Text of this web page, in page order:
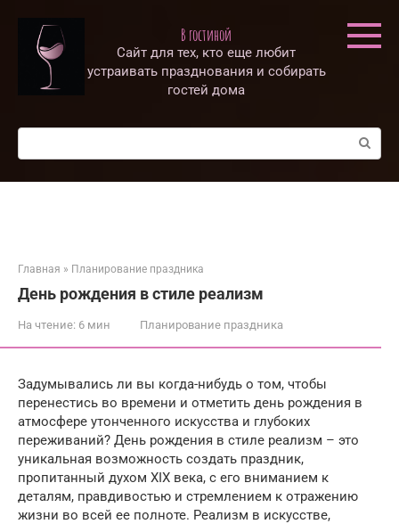
контенту
В гостиной
Сайт для тех, кто еще любит
устраивать празднования и собирать
гостей дома
Поиск:
Главная » Планирование праздника
День рождения в стиле реализм
На чтение: 6 мин Планирование праздника
Задумывались ли вы когда-нибудь о том, чтобы
перенестись во времени и отметить день рождения в
атмосфере утонченного искусства и глубоких
переживаний? День рождения в стиле реализм – это
уникальная возможность создать праздник,
пропитанный духом XIX века, с его вниманием к
деталям, правдивостью и стремлением к отражению
жизни во всей ее полноте. Реализм в искусстве,